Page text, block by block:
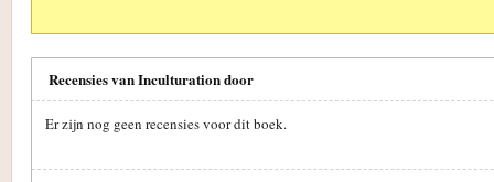
Recensies van Inculturation door
Er zijn nog geen recensies voor dit boek.